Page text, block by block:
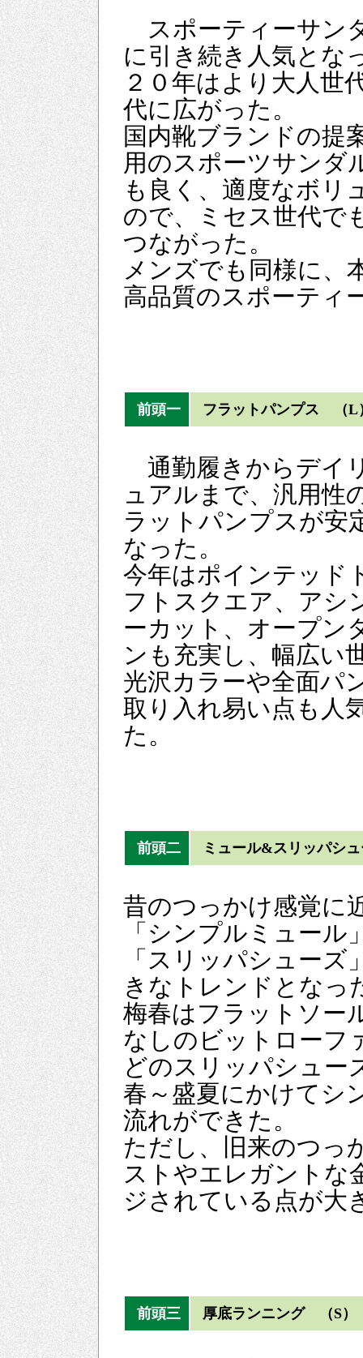
スポーティーサン
に引き続き人気とな
２０年はより大人世
代に広がった。
国内靴ブランドの提
用のスポーツサンダ
も良く、適度なボリ
ので、ミセス世代で
つながった。
メンズでも同様に、
高品質のスポーティ
前頭一 フラットパンプス （L
通勤履きからデイ
ュアルまで、汎用性
ラットパンプスが安
なった。
今年はポインテッド
フトスクエア、アシ
ーカット、オープン
ンも充実し、幅広い
光沢カラーや全面パ
取り入れ易い点も人
た。
前頭二 ミュール&スリッパシ
昔のつっかけ感覚に
「シンプルミュール
「スリッパシューズ
きなトレンドとなっ
梅春はフラットソー
なしのビットローフ
どのスリッパシュー
春～盛夏にかけてシ
流れができた。
ただし、旧来のつっ
ストやエレガントな
ジされている点が大
前頭三 厚底ランニング （S）